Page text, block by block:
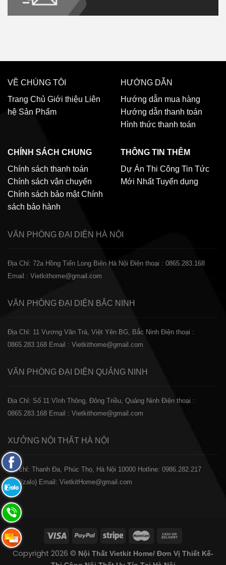
VỀ CHÚNG TÔI
Trang Chủ Giới thiệu Liên
hệ Sản Phẩm
HƯỚNG DẪN
Hướng dẫn mua hàng
Hướng dẫn thanh toán
Hình thức thanh toán
CHÍNH SÁCH CHUNG
Chính sách thanh toán
Chính sách vận chuyển
Chính sách bảo mật Chính
sách bảo hành
THÔNG TIN THÊM
Dự Án Thi Công Tin Tức
Mới Nhất Tuyển dụng
VĂN PHÒNG ĐẠI DIỆN HÀ NỘI
Địa Chỉ: 72a Hồng Tiến Long Biên Hà Nội Điện thoại : 0865.283.168
Email : Vietkithome@gmail.com
VĂN PHÒNG ĐẠI DIỆN BẮC NINH
Địa Chỉ: 11 Vương Văn Trà, Việt Yên BG, Bắc Ninh Điện thoại :
0865.283.168 Email : Vietkithome@gmail.com
VĂN PHÒNG ĐẠI DIỆN QUẢNG NINH
Địa Chỉ: Số 11 Vĩnh Thông, Đông Triều, Quảng Ninh Điện thoại :
0865.283.168 Email : Vietkithome@gmail.com
XƯỞNG NỘI THẤT HÀ NỘI
️Địa chỉ: Thanh Đa, Phúc Thọ, Hà Nội 10000 Hotline: 0986.282.217
(Call/zalo) Email: VietkitHome@gmail.com
Copyright 2026 © Nội Thất Vietkit Home/ Đơn Vị Thiết Kế-
Fanpage
Facebook
Zalo:
0865.283.168
Hotline:
0865.283.168
Hotline:
0865.283.168